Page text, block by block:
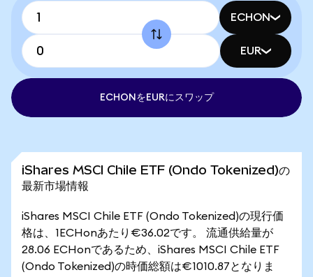
ECHON
EUR
ECHONをEURにスワップ
iShares MSCI Chile ETF (Ondo Tokenized)の
最新市場情報
iShares MSCI Chile ETF (Ondo Tokenized)の現行価
格は、1ECHonあたり€36.02です。 流通供給量が
28.06 ECHonであるため、iShares MSCI Chile ETF
(Ondo Tokenized)の時価総額は€1010.87となりま